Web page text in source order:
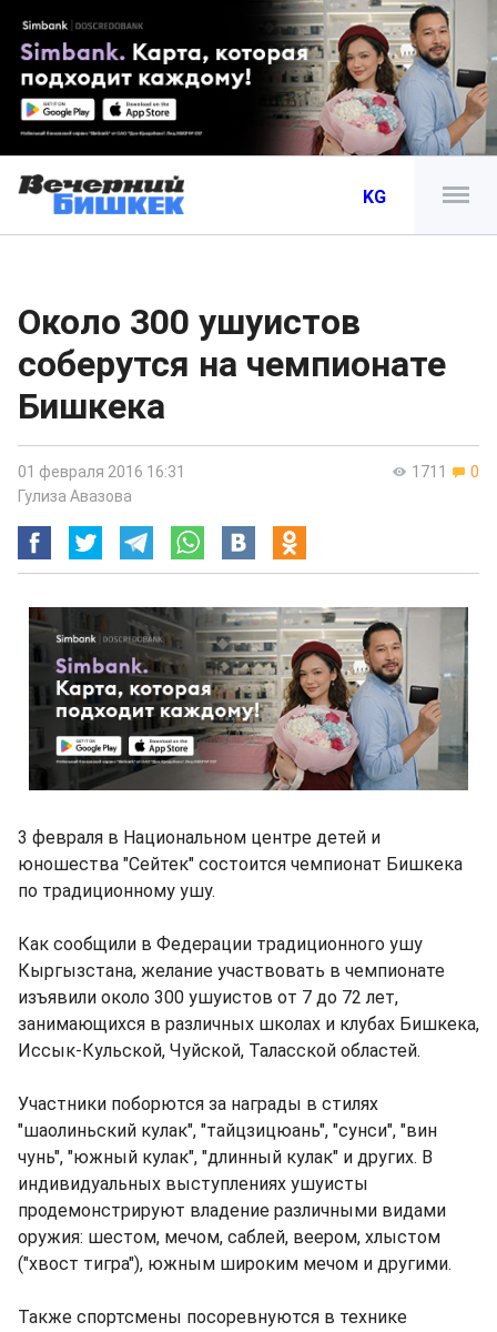
KG
Около 300 ушуистов
соберутся на чемпионате
Бишкека
1711 0
01 февраля 2016 16:31
Гулиза Авазова
3 февраля в Национальном центре детей и
юношества "Сейтек" состоится чемпионат Бишкека
по традиционному ушу.
Как сообщили в Федерации традиционного ушу
Кыргызстана, желание участвовать в чемпионате
изъявили около 300 ушуистов от 7 до 72 лет,
занимающихся в различных школах и клубах Бишкека,
Иссык-Кульской, Чуйской, Таласской областей.
Участники поборются за награды в стилях
"шаолиньский кулак", "тайцзицюань", "сунси", "вин
чунь", "южный кулак", "длинный кулак" и других. В
индивидуальных выступлениях ушуисты
продемонстрируют владение различными видами
оружия: шестом, мечом, саблей, веером, хлыстом
("хвост тигра"), южным широким мечом и другими.
Также спортсмены посоревнуются в технике